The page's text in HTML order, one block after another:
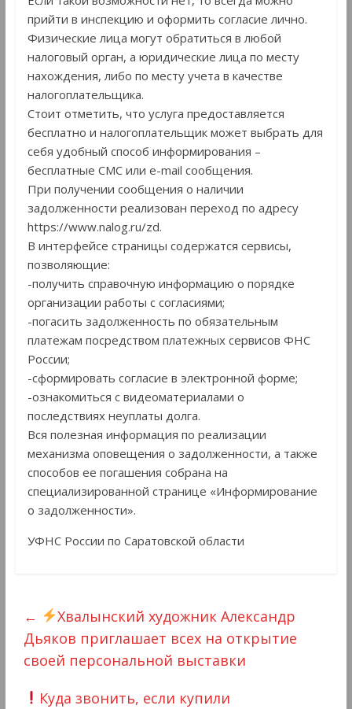
прийти в инспекцию и оформить согласие лично.
Физические лица могут обратиться в любой
налоговый орган, а юридические лица по месту
нахождения, либо по месту учета в качестве
налогоплательщика.
Стоит отметить, что услуга предоставляется
бесплатно и налогоплательщик может выбрать для
себя удобный способ информирования –
бесплатные СМС или е-mail сообщения.
При получении сообщения о наличии
задолженности реализован переход по адресу
https://www.nalog.ru/zd.
В интерфейсе страницы содержатся сервисы,
позволяющие:
-получить справочную информацию о порядке
организации работы с согласиями;
-погасить задолженность по обязательным
платежам посредством платежных сервисов ФНС
России;
-сформировать согласие в электронной форме;
-ознакомиться с видеоматериалами о
последствиях неуплаты долга.
Вся полезная информация по реализации
механизма оповещения о задолженности, а также
способов ее погашения собрана на
специализированной странице «Информирование
о задолженности».
УФНС России по Саратовской области
←
Хвалынский художник Александр
Дьяков приглашает всех на открытие
своей персональной выставки
Куда звонить, если купили